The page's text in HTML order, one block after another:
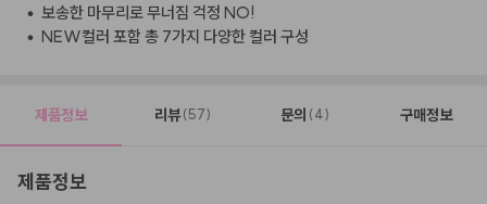
• 보송한 마무리로 무너짐 걱정 NO!
• NEW컬러 포함 총 7가지 다양한 컬러 구성
제품정보 리뷰(57) 문의 (4) 구매정보
제품정보